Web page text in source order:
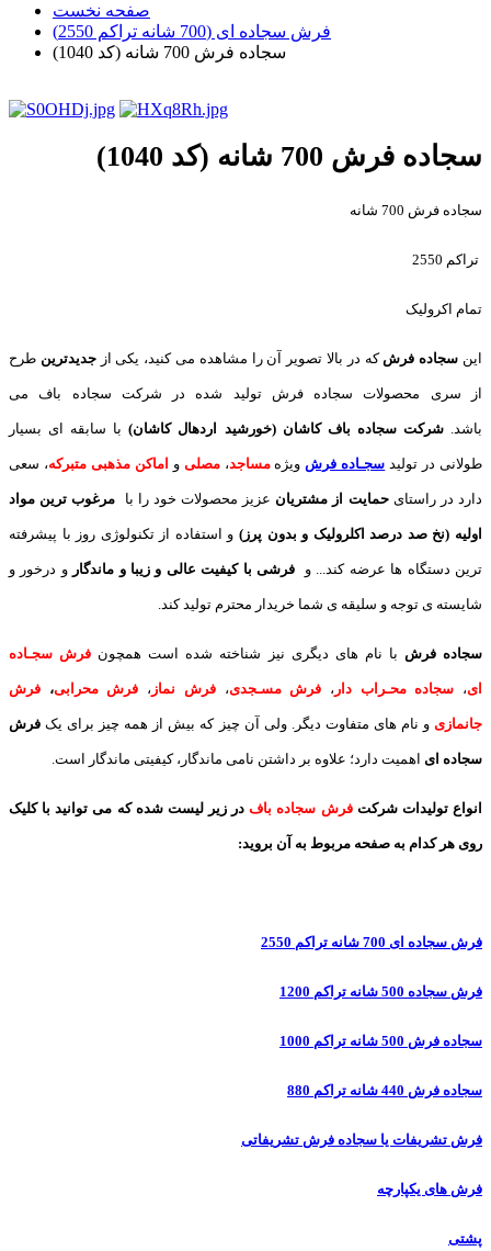
صفحه نخست
فرش سجاده ای (700 شانه تراکم 2550)
سجاده فرش 700 شانه (کد 1040)
سجاده فرش 700 شانه (کد 1040)
سجاده فرش 700 شانه
تراکم 2550
تمام اکرولیک
این سجاده فرش که در بالا تصویر آن را مشاهده می کنید، یکی ازجدیدترین طرح
از سری محصولات سجاده فرش تولید شده در شرکت سجاده باف می
باشد.شرکت سجاده باف کاشان (خورشید اردهال کاشان)با سابقه ای بسیار
طولانی در تولید سجـاده فرش ویژهمساجد،مصلی و اماکن مذهبی متبرکه، سعی
دارد در راستایحمایت از مشتریان عزیز محصولات خود را با مرغوب ترین مواد
اولیه (نخ صد درصد اکلرولیک و بدون پرز) و استفاده از تکنولوژی روز با پیشرفته
ترین دستگاه ها عرضه کند... و فرشی با کیفیت عالی و زیبا و ماندگار و درخور و
شایسته ی توجه و سلیقه ی شما خریدار محترم تولید کند.
سجاده فرش با نام های دیگری نیز شناخته شده است همچون فرش سجـاده
ای، سجاده محـراب دار ، فرش مسـجدی،فرش نماز ، فرش محرابی، فرش
جانمازی و نام های متفاوت دیگر. ولی آن چیز که بیش از همه چیز برای یک فرش
سجاده ای اهمیت دارد؛ علاوه بر داشتن نامی ماندگار، کیفیتی ماندگار است.
انواع تولیدات شرکتفرش سجاده بافدر زیر لیست شده که می توانید با کلیک
روی هر کدام به صفحه مربوط به آن بروید:
فرش سجاده ای 700 شانه تراکم 2550
فرش سجاده 500 شانه تراکم 1200
سجاده فرش 500 شانه تراکم 1000
سجاده فرش 440 شانه تراکم 880
فرش تشریفات یا سجاده فرش تشریفاتی
فرش های یکپارچه
پشتی